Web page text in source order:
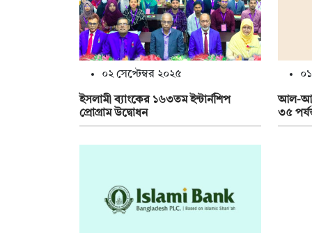
০২ সেপ্টেম্বর ২০২৫
ইসলামী ব্যাংকের ১৬৩তম ইন্টার্নশিপ
প্রোগ্রাম উদ্বোধন
আল-
৩৫